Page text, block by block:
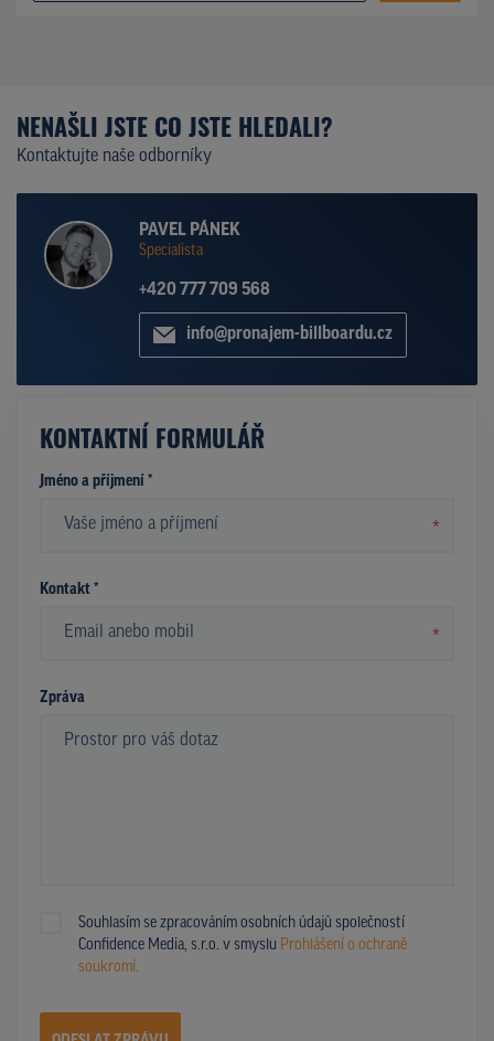
NENAŠLI JSTE CO JSTE HLEDALI?
Kontaktujte naše odborníky
PAVEL PÁNEK
Specialista
+420 777 709 568
info@pronajem-billboardu.cz
KONTAKTNÍ FORMULÁŘ
Jméno a příjmení *
*
Kontakt *
*
Zpráva
Souhlasím se zpracováním osobních údajů společností
Confidence Media, s.r.o. v smyslu Prohlášení o ochraně
soukromí.